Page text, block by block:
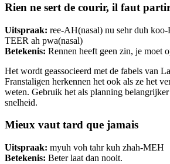
Rien ne sert de courir, il faut
Uitspraak: ree-AH(nasal) nu sehr duh
TEER ah pwa(nasal)
Betekenis: Rennen heeft geen zin, je moet
Het wordt geassocieerd met de fabels van
Franstaligen herkennen het ook als ze het
weten. Gebruik het als planning
snelheid.
Mieux vaut tard que jamais
Uitspraak: myuh voh tahr kuh zhah-MEH
Betekenis: Beter laat dan nooit.